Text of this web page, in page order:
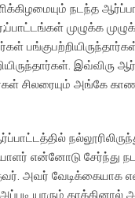
நடந்த
முழுக்க
இவ்விரு
சிலரையும் அங்கே
என்னோடு சேர்ந்து
அவர்
யாரும்